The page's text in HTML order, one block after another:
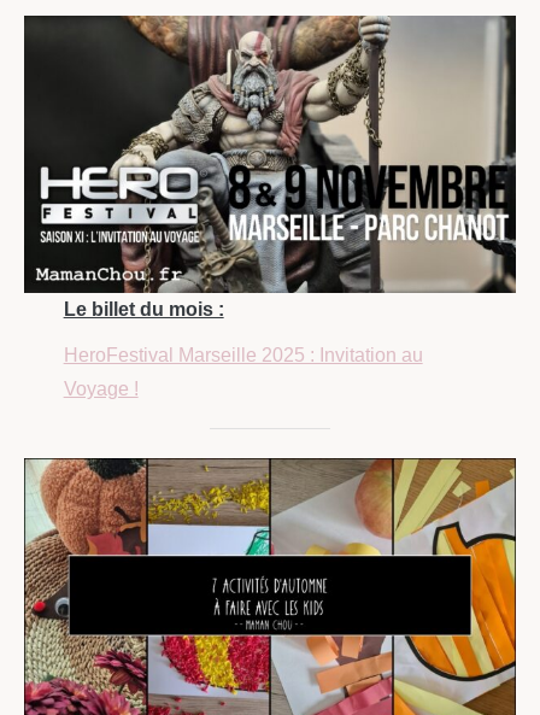
Le billet du mois :
HeroFestival Marseille 2025 : Invitation au
Voyage !